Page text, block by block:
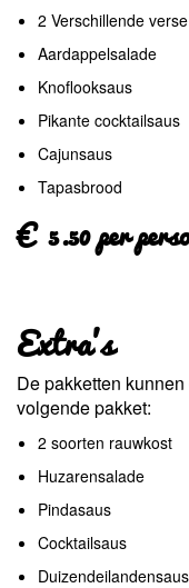
2 Verschillende
Aardappelsalade
Knoflooksaus
Pikante cocktailsaus
Cajunsaus
Tapasbrood
€ 5.50 per
Extra's
De pakketten
volgende pakket:
2 soorten rauwkost
Huzarensalade
Pindasaus
Cocktailsaus
Duizendeilandensaus